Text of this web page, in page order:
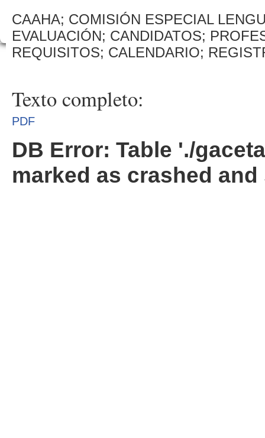
CAAHA; COMISIÓN ESPECIAL
EVALUACIÓN; CANDIDATOS;
REQUISITOS; CALENDARIO;
Texto completo:
PDF
DB Error: Table './
marked as crashed